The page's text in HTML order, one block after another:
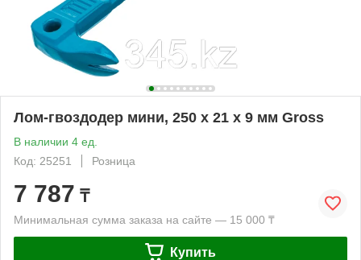
Лом-гвоздодер мини, 250 x 21 x 9 мм Gross
В наличии 4 ед.
Код: 25251
Розница
7 787 ₸
Минимальная сумма заказа на сайте — 15 000 ₸
Купить